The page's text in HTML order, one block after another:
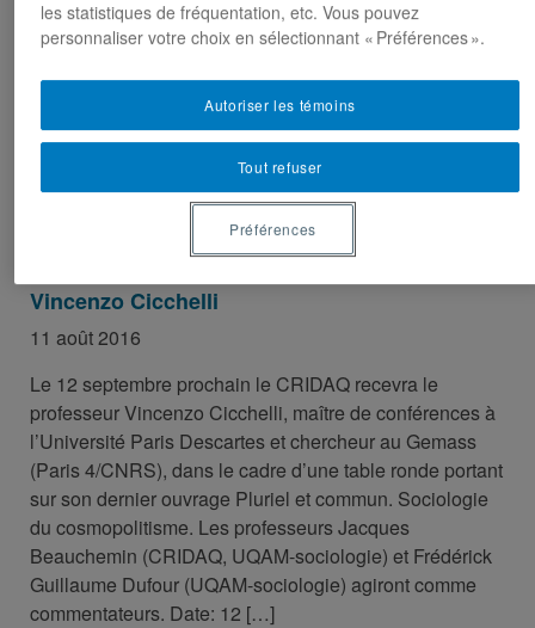
dernier, au 24e congrès de l’Association internationale
de science politique (AISP) qui se tenait à Poznań en
Pologne. Pas moins de 8 membres du CRIDAQ, ont
participé à ce Congrès sous le thème de «La politique
dans un monde d’inégalités». Victor Armony: Lundi le
Table ronde autour de l’ouvrage du professeur
Vincenzo Cicchelli
11 août 2016
Le 12 septembre prochain le CRIDAQ recevra le
professeur Vincenzo Cicchelli, maître de conférences à
l’Université Paris Descartes et chercheur au Gemass
(Paris 4/CNRS), dans le cadre d’une table ronde portant
sur son dernier ouvrage Pluriel et commun. Sociologie
du cosmopolitisme. Les professeurs Jacques
Beauchemin (CRIDAQ, UQAM-sociologie) et Frédérick
Guillaume Dufour (UQAM-sociologie) agiront comme
commentateurs. Date: 12 […]
les statistiques de fréquentation, etc. Vous pouvez
personnaliser votre choix en sélectionnant « Préférences ».
Tout refuser
Autoriser les témoins
Préférences